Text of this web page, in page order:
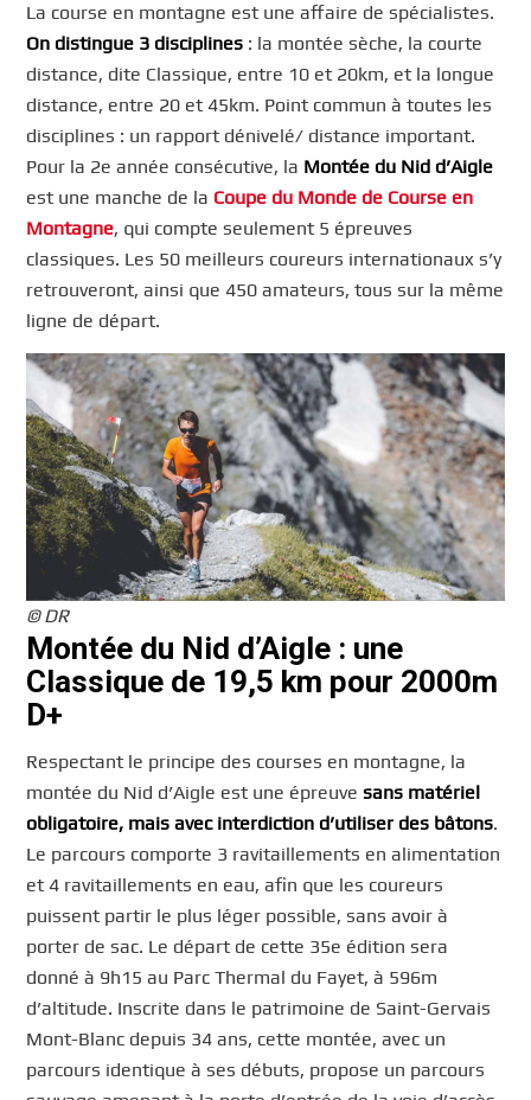
La course en montagne est une affaire de spécialistes.
On distingue 3 disciplines : la montée sèche, la courte
distance, dite Classique, entre 10 et 20km, et la longue
distance, entre 20 et 45km. Point commun à toutes les
disciplines : un rapport dénivelé/ distance important.
Pour la 2e année consécutive, la Montée du Nid d’Aigle
est une manche de la Coupe du Monde de Course en
Montagne, qui compte seulement 5 épreuves
classiques. Les 50 meilleurs coureurs internationaux s’y
retrouveront, ainsi que 450 amateurs, tous sur la même
ligne de départ.
© DR
Montée du Nid d’Aigle : une
Classique de 19,5 km pour 2000m
D+
Respectant le principe des courses en montagne, la
montée du Nid d’Aigle est une épreuvesans matériel
obligatoire, mais avec interdiction d’utiliser des bâtons.
Le parcours comporte 3 ravitaillements en alimentation
et 4 ravitaillements en eau, afin que les coureurs
puissent partir le plus léger possible, sans avoir à
porter de sac. Le départ de cette 35e édition sera
donné à 9h15 au Parc Thermal du Fayet, à 596m
d’altitude. Inscrite dans le patrimoine de Saint-Gervais
Mont-Blanc depuis 34 ans, cette montée, avec un
parcours identique à ses débuts, propose un parcours